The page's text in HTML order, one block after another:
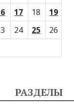
17 18
19
24 25
26
РАЗДЕЛЫ